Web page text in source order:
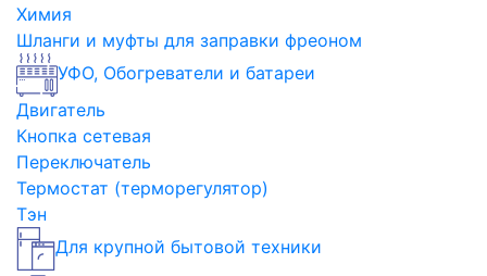
Химия
Шланги и муфты для заправки фреоном
УФО, Обогреватели и батареи
Двигатель
Кнопка сетевая
Переключатель
Термостат (терморегулятор)
Тэн
Для крупной бытовой техники